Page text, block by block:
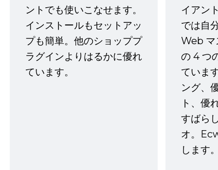
ントでも使いこなせます。
インストールもセットアッ
プも簡単。他のショッププ
ラグインよりはるかに優れ
ています。
イアン
では自
Web マ
の 4 つ
ていま
ング、
ト、優
すばら
オ。
します